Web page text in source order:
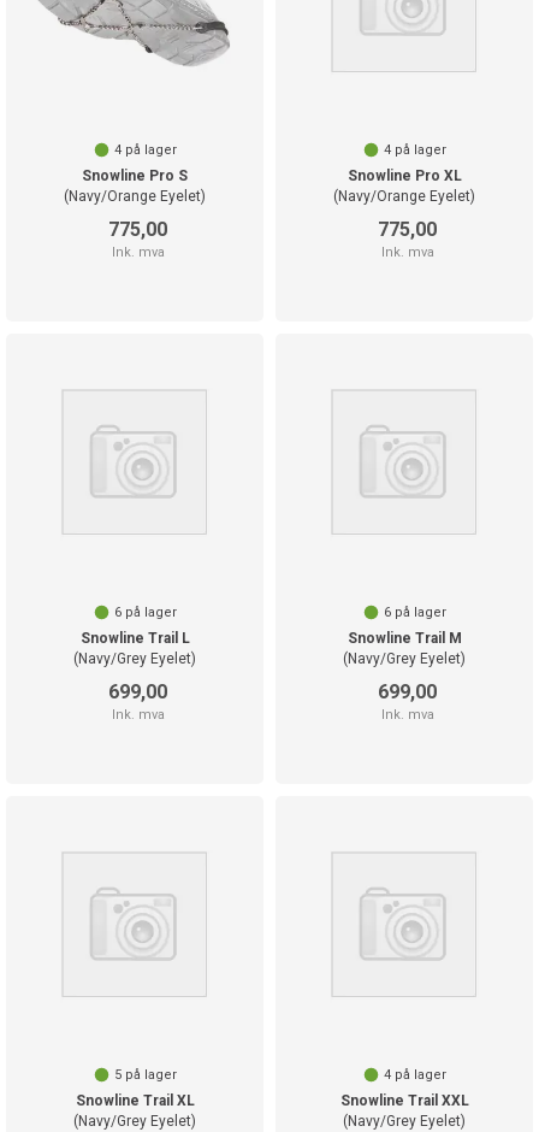
4 på lager
Snowline Pro S
(Navy/Orange Eyelet)
775,00
Ink. mva
4 på lager
Snowline Pro XL
(Navy/Orange Eyelet)
775,00
Ink. mva
6 på lager
Snowline Trail L
(Navy/Grey Eyelet)
699,00
Ink. mva
6 på lager
Snowline Trail M
(Navy/Grey Eyelet)
699,00
Ink. mva
5 på lager
Snowline Trail XL
(Navy/Grey Eyelet)
4 på lager
Snowline Trail XXL
(Navy/Grey Eyelet)